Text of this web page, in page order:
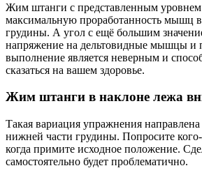
Жим штанги с представленным уровнем
максимальную проработанность мышц
грудины. А угол с ещё большим
напряжение на дельтовидные мышцы и
выполнение является неверным и
сказаться на вашем здоровье.
Жим штанги в наклоне лежа
Такая вариация упражнения
нижней части грудины. Попросите
когда примите исходное положение.
самостоятельно будет проблематично.